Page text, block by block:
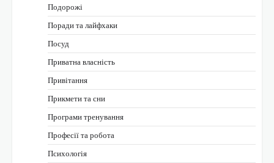
Подорожі
Поради та лайфхаки
Посуд
Приватна власність
Привітання
Прикмети та сни
Програми тренування
Професії та робота
Психологія